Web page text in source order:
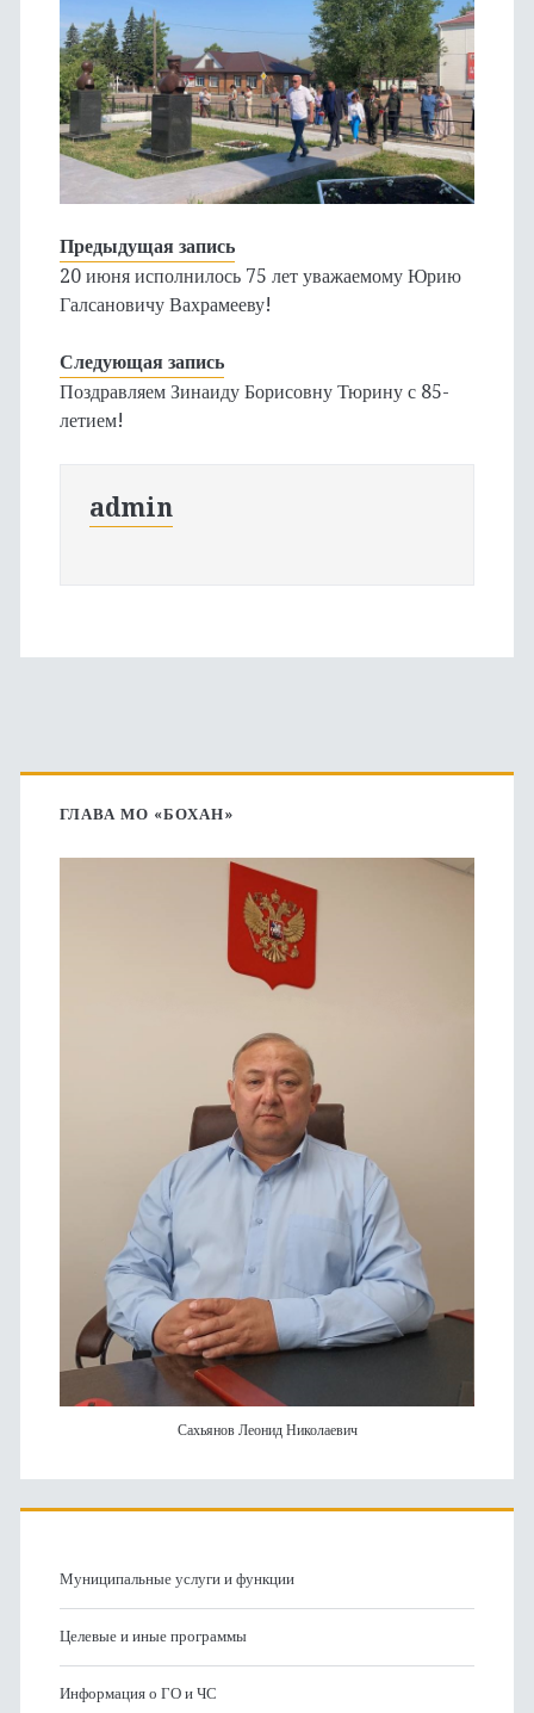
Предыдущая запись
20 июня исполнилось 75 лет уважаемому Юрию
Галсановичу Вахрамееву!
Следующая запись
Поздравляем Зинаиду Борисовну Тюрину с 85-
летием!
admin
Основная
боковая
ГЛАВА МО «БОХАН»
Сахьянов Леонид Николаевич
Муниципальные услуги и функции
Целевые и иные программы
Информация о ГО и ЧС